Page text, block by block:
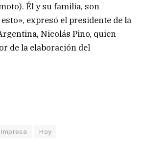
Él y su familia, son
expresó el presidente de la
Nicolás Pino, quien
de la elaboración del
Hoy